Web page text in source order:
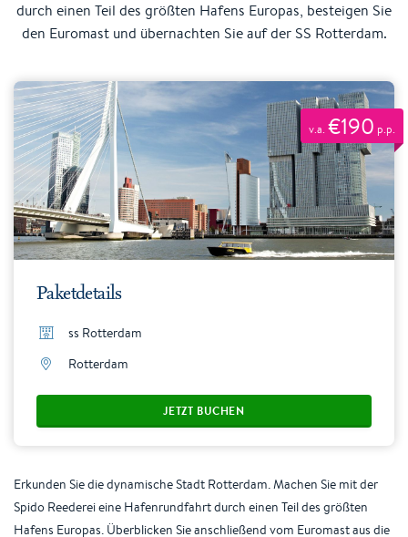
durch einen Teil des größten Hafens Europas, besteigen Sie
den Euromast und übernachten Sie auf der SS Rotterdam.
v.a. €190 p.p.
Paketdetails
ss Rotterdam
Rotterdam
JETZT BUCHEN
Erkunden Sie die dynamische Stadt Rotterdam. Machen Sie mit der
Spido Reederei eine Hafenrundfahrt durch einen Teil des größten
Hafens Europas. Überblicken Sie anschließend vom Euromast aus die